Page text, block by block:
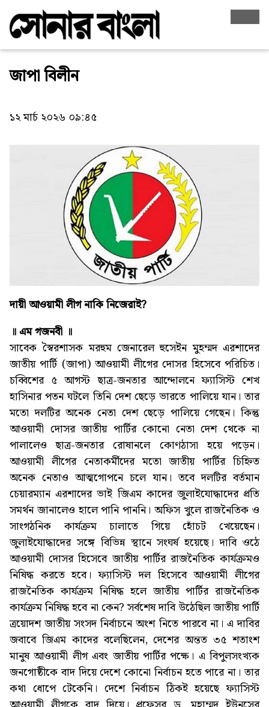
জাপা বিলীন
১২ মার্চ ২০২৬ ০৯:৪৫
দায়ী আওয়ামী লীগ নাকি নিজেরাই?
॥ এম গজনবী ॥
সাবেক স্বৈরশাসক মরহুম জেনারেল হুসেইন মুহম্মদ এরশাদের
জাতীয় পার্টি (জাপা) আওয়ামী লীগের দোসর হিসেবে পরিচিত।
চব্বিশের ৫ আগস্ট ছাত্র-জনতার আন্দোলনে ফ্যাসিস্ট শেখ
হাসিনার পতন ঘটলে তিনি দেশ ছেড়ে ভারতে পালিয়ে যান। তার
মতো দলটির অনেক নেতা দেশ ছেড়ে পালিয়ে গেছেন। কিন্তু
আওয়ামী দোসর জাতীয় পার্টির কোনো নেতা দেশ থেকে না
পালালেও ছাত্র-জনতার রোষানলে কোণঠাসা হয়ে পড়েন।
আওয়ামী লীগের নেতাকর্মীদের মতো জাতীয় পার্টির চিহ্নিত
অনেক নেতাও আত্মগোপনে চলে যান। তবে দলটির বর্তমান
চেয়ারম্যান এরশাদের ভাই জিএম কাদের জুলাইযোদ্ধাদের প্রতি
সমর্থন জানালেও হালে পানি পাননি। অফিস খুলে রাজনৈতিক ও
সাংগঠনিক কার্যক্রম চালাতে গিয়ে হোঁচট খেয়েছেন।
জুলাইযোদ্ধাদের সঙ্গে বিভিন্ন স্থানে সংঘর্ষ হয়েছে। দাবি ওঠে
আওয়ামী দোসর হিসেবে জাতীয় পার্টির রাজনৈতিক কার্যক্রমও
নিষিদ্ধ করতে হবে। ফ্যাসিস্ট দল হিসেবে আওয়ামী লীগের
রাজনৈতিক কার্যক্রম নিষিদ্ধ হলে জাতীয় পার্টির রাজনৈতিক
কার্যক্রম নিষিদ্ধ হবে না কেন? সর্বশেষ দাবি উঠেছিল জাতীয় পার্টি
ত্রয়োদশ জাতীয় সংসদ নির্বাচনে অংশ নিতে পারবে না। এ দাবির
জবাবে জিএম কাদের বলেছিলেন, দেশের অন্তত ৩৫ শতাংশ
মানুষ আওয়ামী লীগ এবং জাতীয় পার্টির পক্ষে। এ বিপুলসংখ্যক
জনগোষ্ঠীকে বাদ দিয়ে দেশে কোনো নির্বাচন হতে পারে না। তার
কথা ধোপে টেকেনি। দেশে নির্বাচন ঠিকই হয়েছে ফ্যাসিস্ট